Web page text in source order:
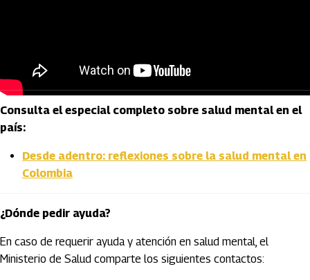
Consulta el especial completo sobre salud mental en el
país:
Desde adentro: reflexiones sobre la salud mental en
Colombia
¿Dónde pedir ayuda?
En caso de requerir ayuda y atención en salud mental, el
Ministerio de Salud comparte los siguientes contactos: